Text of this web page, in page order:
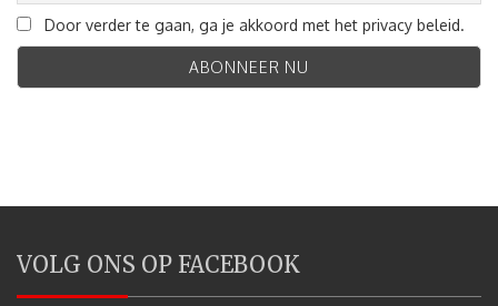
Door verder te gaan, ga je akkoord met het privacy beleid.
VOLG ONS OP FACEBOOK